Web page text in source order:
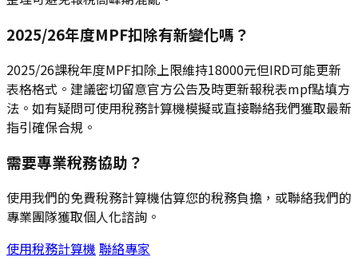
2025/26年度MPF扣除有新變化嗎？
2025/26課稅年度MPF扣除上限維持18000元但IRD可能更新
表格格式。建議密切留意官方公告及時更新報稅表mpf點填方
法。如有疑問可使用稅務計算機模擬或直接聯絡我們獲取最新
指引確保合規。
需要專業稅務協助？
使用我們的免費稅務計算機估算您的稅務負擔，或聯絡我們的
專業團隊獲取個人化諮詢。
使用稅務計算機 聯絡專家